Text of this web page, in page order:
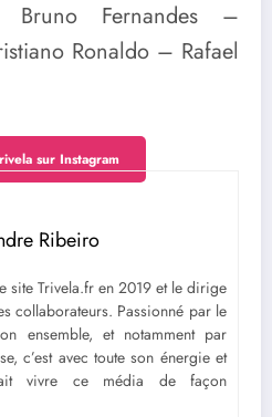
Fernandes –
Ronaldo – Rafael
sur Instagram
Ribeiro
site Trivela.fr en 2019 et le dirige
collaborateurs. Passionné par le
ensemble, et notamment par
c’est avec toute son énergie et
vivre ce média de façon